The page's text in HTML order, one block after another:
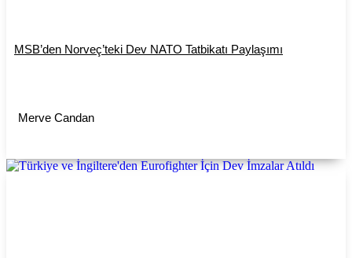
MSB’den Norveç’teki Dev NATO Tatbikatı Paylaşımı
Merve Candan